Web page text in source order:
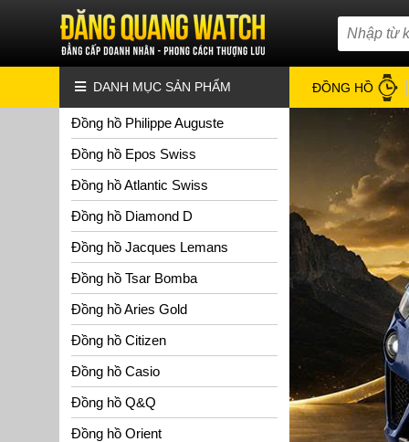
DANH MỤC SẢN PHẨM
Đồng hồ Philippe Auguste
Đồng hồ Epos Swiss
Đồng hồ Atlantic Swiss
Đồng hồ Diamond D
Đồng hồ Jacques Lemans
Đồng hồ Tsar Bomba
Đồng hồ Aries Gold
Đồng hồ Citizen
Đồng hồ Casio
Đồng hồ Q&Q
Đồng hồ Orient
ĐỒNG HỒ